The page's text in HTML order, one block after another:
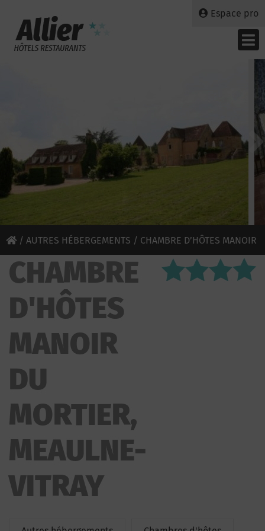
Espace pro
/ AUTRES HÉBERGEMENTS / CHAMBRE D’HÔTES MANOIR
DU MORTIER
CHAMBRE
D'HÔTES
MANOIR
DU
MORTIER,
MEAULNE-
VITRAY